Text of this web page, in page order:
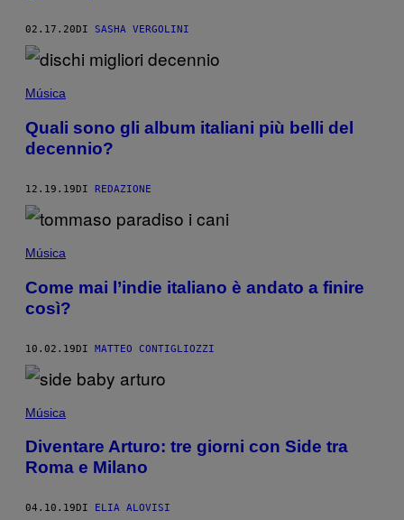
02.17.20 DI SASHA VERGOLINI
Música
Quali sono gli album italiani più belli del
decennio?
12.19.19DI REDAZIONE
Música
Come mai l’indie italiano è andato a finire
così?
10.02.19DI MATTEO CONTIGLIOZZI
Música
Diventare Arturo: tre giorni con Side tra
Roma e Milano
04.10.19 DI ELIA ALOVISI